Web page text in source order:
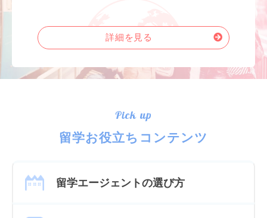
詳細を見る
Pick up
留学お役立ちコンテンツ
留学エージェントの選び方